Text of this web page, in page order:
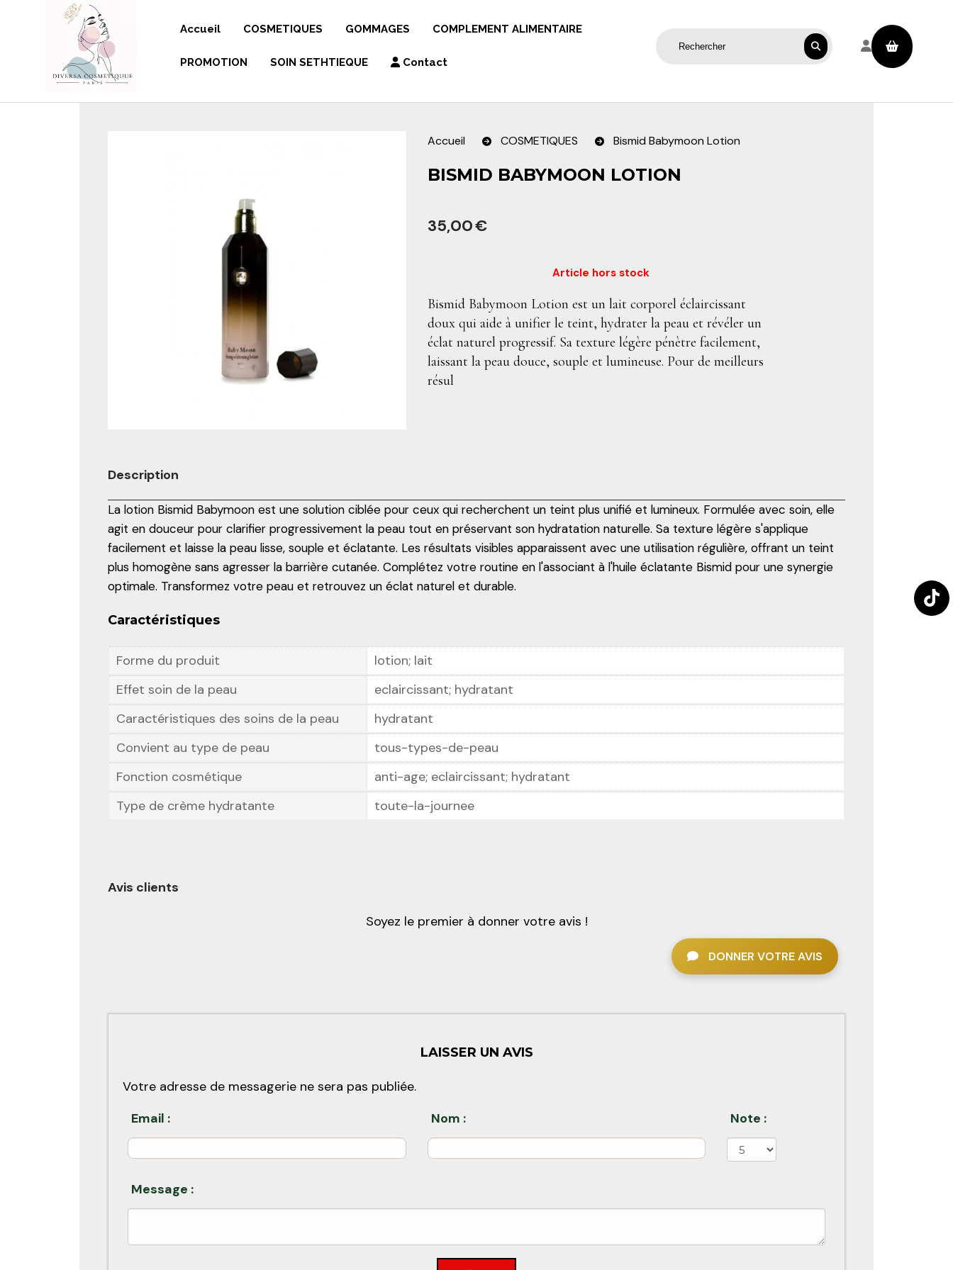
Accueil COSMETIQUES GOMMAGES COMPLEMENT ALIMENTAIRE
PROMOTION SOIN SETHTIEQUE Contact
Rechercher sur le site
Accueil COSMETIQUES Bismid Babymoon Lotion
BISMID BABYMOON LOTION
35,00€
Article hors stock
Bismid Babymoon Lotion est un lait corporel éclaircissant
doux qui aide à unifier le teint, hydrater la peau et révéler un
éclat naturel progressif. Sa texture légère pénètre facilement,
laissant la peau douce, souple et lumineuse. Pour de meilleurs
résul
Description
La lotion Bismid Babymoon est une solution ciblée pour ceux qui recherchent un teint plus unifié et lumineux. Formulée avec soin, elle
agit en douceur pour clarifier progressivement la peau tout en préservant son hydratation naturelle. Sa texture légère s'applique
facilement et laisse la peau lisse, souple et éclatante. Les résultats visibles apparaissent avec une utilisation régulière, offrant un teint
plus homogène sans agresser la barrière cutanée. Complétez votre routine en l'associant à l'huile éclatante Bismid pour une synergie
optimale. Transformez votre peau et retrouvez un éclat naturel et durable.
Caractéristiques
Forme du produit
lotion; lait
Effet soin de la peau
eclaircissant; hydratant
Caractéristiques des soins de la peau
hydratant
Convient au type de peau
tous-types-de-peau
Fonction cosmétique
anti-age; eclaircissant; hydratant
Type de crème hydratante
toute-la-journee
Avis clients
Soyez le premier à donner votre avis !
DONNER VOTRE AVIS
LAISSER UN AVIS
Votre adresse de messagerie ne sera pas publiée.
Email :
Nom : Note :
Message :
Panneau de gestion des cookies